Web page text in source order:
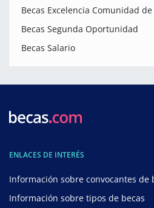
Becas Excelencia Comunidad
Becas Segunda Oportunidad
Becas Salario
ENLACES DE INTERÉS
Información sobre convocantes de
Información sobre tipos de becas